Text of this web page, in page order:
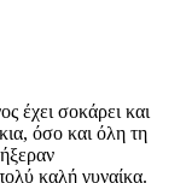
έχει σοκάρει και
όσο και όλη τη
καλή γυναίκα.